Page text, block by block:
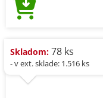
Skladom: 78 ks
- v ext. sklade: 1.516 ks